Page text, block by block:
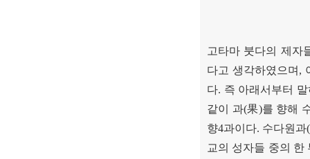
고타마 붓다의 제자
다고 생각하였으며 ,
다. 즉 아래서부터
같이 과(果)를 향해
향4과이다. 수다원과(
교의 성자들 중의 한